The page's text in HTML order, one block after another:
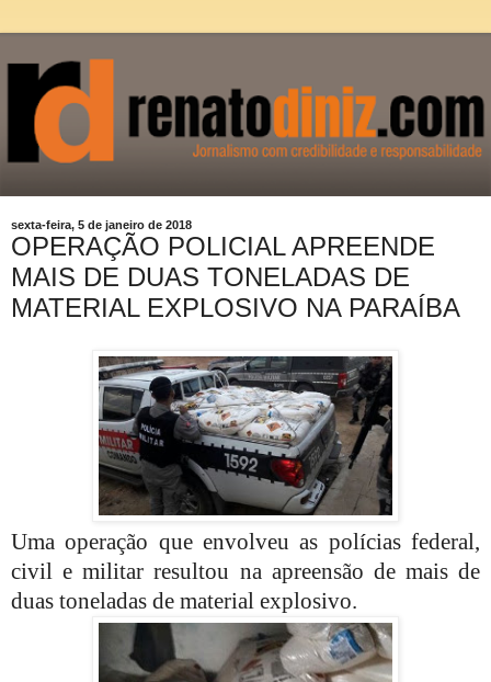
sexta-feira, 5 de janeiro de 2018
OPERAÇÃO POLICIAL APREENDE
MAIS DE DUAS TONELADAS DE
MATERIAL EXPLOSIVO NA PARAÍBA
Uma operação que envolveu as polícias federal,
civil e militar resultou na apreensão de mais de
duas toneladas de material explosivo.